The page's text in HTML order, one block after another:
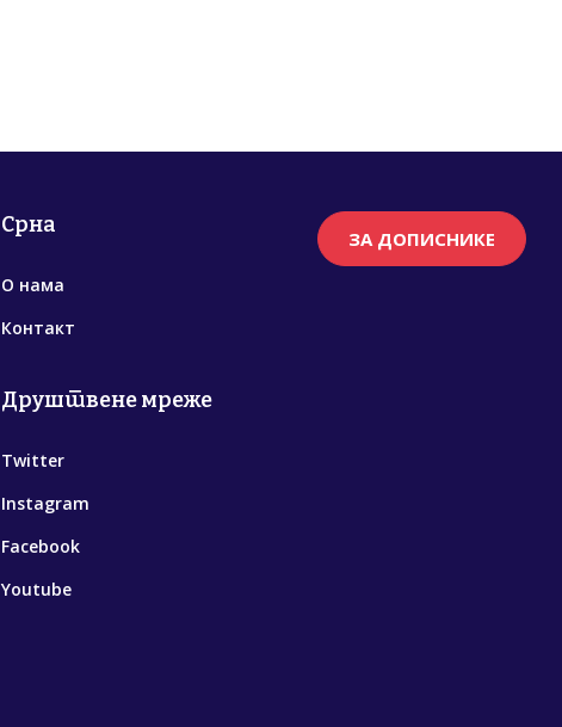
Срна
О нама
Контакт
Друштвене мреже
Twitter
Instagram
Facebook
Youtube
ЗА ДОПИСНИКЕ